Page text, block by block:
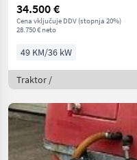
34.500 €
Cena vključuje DDV (stopnja 20%)
28.750 € neto
49 KM/36 kW
Traktor /